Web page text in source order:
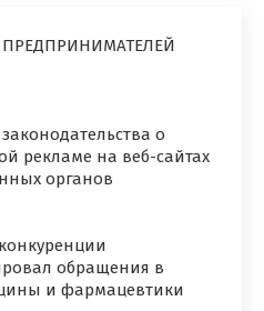
о
рекламе на веб-сайтах
органов
обращения в
и фармацевтики